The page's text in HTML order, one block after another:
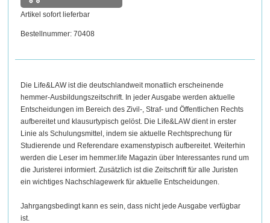
Artikel sofort lieferbar
Bestellnummer: 70408
Die Life&LAW ist die deutschlandweit monatlich erscheinende
hemmer-Ausbildungszeitschrift. In jeder Ausgabe werden aktuelle
Entscheidungen im Bereich des Zivil-, Straf- und Öffentlichen Rechts
aufbereitet und klausurtypisch gelöst. Die Life&LAW dient in erster
Linie als Schulungsmittel, indem sie aktuelle Rechtsprechung für
Studierende und Referendare examenstypisch aufbereitet. Weiterhin
werden die Leser im hemmer.life Magazin über Interessantes rund um
die Juristerei informiert. Zusätzlich ist die Zeitschrift für alle Juristen
ein wichtiges Nachschlagewerk für aktuelle Entscheidungen.
Jahrgangsbedingt kann es sein, dass nicht jede Ausgabe verfügbar
ist.